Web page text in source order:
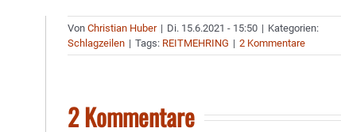
VonChristian Huber | Di. 15.6.2021 - 15:50 | Kategorien:
Schlagzeilen | Tags: REITMEHRING | 2 Kommentare
2 Kommentare